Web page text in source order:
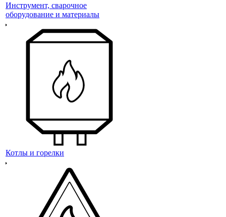
Инструмент, сварочное
оборудование и материалы
Котлы и горелки